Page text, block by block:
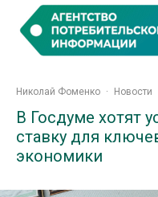
Николай Фоменко · Новости
В Госдуме хотят
ставку для
экономики